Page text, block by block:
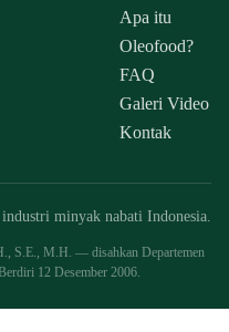
Apa itu
Oleofood?
FAQ
Galeri Video
Kontak
minyak nabati Indonesia.
S.E., M.H. — disahkan Departemen
12 Desember 2006.